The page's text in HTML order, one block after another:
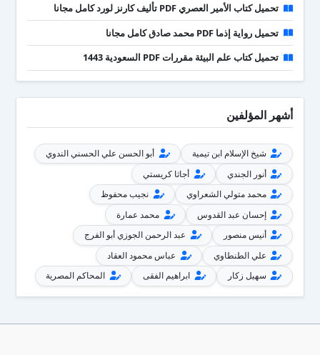
تحميل كتاب الأمير العصري PDF تأليف كارنز لورد كامل مجانا
تحميل رواية إذما PDF محمد صادق كامل مجانا
تحميل كتاب علم البيئة مقررات PDF السعودية 1443
أشهر المؤلفين
شيخ الإسلام ابن تيمية
أبو الحسن علي الحسني الندوي
أنور الجندي
أجاثا كريستي
محمد متولي الشعراوي
نجيب محفوظ
إحسان عبد القدوس
محمد عمارة
أنيس منصور
عبد الرحمن الجوزي أبو الفرج
علي الطنطاوي
عباس محمود العقاد
سهيل زكار
ابراهيم الفقى المحاكم المصرية